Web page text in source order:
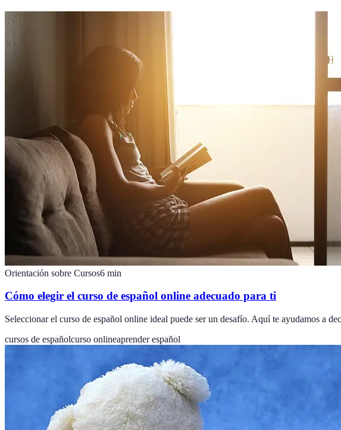
Orientación sobre Cursos6 min
Cómo elegir el curso de español online adecuado para ti
Seleccionar el curso de español online ideal puede ser un desafío. Aquí te ayudamos a
cursos de españolcurso onlineaprender español